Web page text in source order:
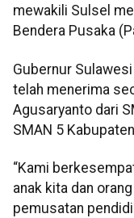
mewakili Sulsel
Bendera Pusaka
Gubernur
telah menerima
Agusaryanto dari
SMAN 5
“Kami
anak kita dan
pemusatan